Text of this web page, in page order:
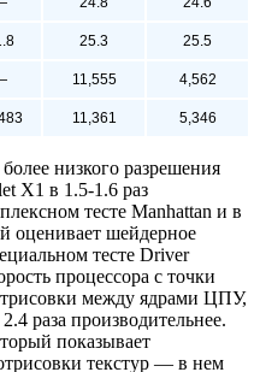
25.3
25.5
11,555
4,562
11,361 5,346
низкого разрешения
X1 в 1.5-1.6 раз
тесте Manhattan и в
оценивает шейдерное
тесте Driver
процессора с точки
между ядрами ЦПУ,
раза производительнее.
показывает
текстур — в нем